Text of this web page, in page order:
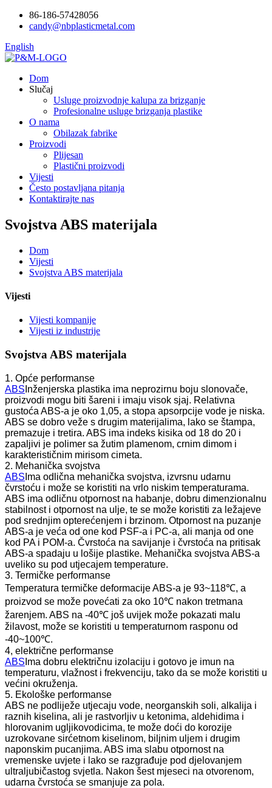
86-186-57428056
candy@nbplasticmetal.com
English
Dom
Slučaj
Usluge proizvodnje kalupa za brizganje
Profesionalne usluge brizganja plastike
O nama
Obilazak fabrike
Proizvodi
Plijesan
Plastični proizvodi
Vijesti
Često postavljana pitanja
Kontaktirajte nas
Svojstva ABS materijala
Dom
Vijesti
Svojstva ABS materijala
Vijesti
Vijesti kompanije
Vijesti iz industrije
Svojstva ABS materijala
1. Opće performanse
ABS Inženjerska plastika ima neprozirnu boju slonovače,
proizvodi mogu biti šareni i imaju visok sjaj. Relativna
gustoća ABS-a je oko 1,05, a stopa apsorpcije vode je niska.
ABS se dobro veže s drugim materijalima, lako se štampa,
premazuje i tretira. ABS ima indeks kisika od 18 do 20 i
zapaljivi je polimer sa žutim plamenom, crnim dimom i
karakterističnim mirisom cimeta.
2. Mehanička svojstva
ABS Ima odlična mehanička svojstva, izvrsnu udarnu
čvrstoću i može se koristiti na vrlo niskim temperaturama.
ABS ima odličnu otpornost na habanje, dobru dimenzionalnu
stabilnost i otpornost na ulje, te se može koristiti za ležajeve
pod srednjim opterećenjem i brzinom. Otpornost na puzanje
ABS-a je veća od one kod PSF-a i PC-a, ali manja od one
kod PA i POM-a. Čvrstoća na savijanje i čvrstoća na pritisak
ABS-a spadaju u lošije plastike. Mehanička svojstva ABS-a
uveliko su pod utjecajem temperature.
3. Termičke performanse
Temperatura termičke deformacije ABS-a je 93~118℃, a
proizvod se može povećati za oko 10℃ nakon tretmana
žarenjem. ABS na -40℃ još uvijek može pokazati malu
žilavost, može se koristiti u temperaturnom rasponu od
-40~100℃.
4, električne performanse
ABS Ima dobru električnu izolaciju i gotovo je imun na
temperaturu, vlažnost i frekvenciju, tako da se može koristiti u
većini okruženja.
5. Ekološke performanse
ABS ne podliježe utjecaju vode, neorganskih soli, alkalija i
raznih kiselina, ali je rastvorljiv u ketonima, aldehidima i
hlorovanim ugljikovodicima, te može doći do korozije
uzrokovane sirćetnom kiselinom, biljnim uljem i drugim
naponskim pucanjima. ABS ima slabu otpornost na
vremenske uvjete i lako se razgrađuje pod djelovanjem
ultraljubičastog svjetla. Nakon šest mjeseci na otvorenom,
udarna čvrstoća se smanjuje za pola.